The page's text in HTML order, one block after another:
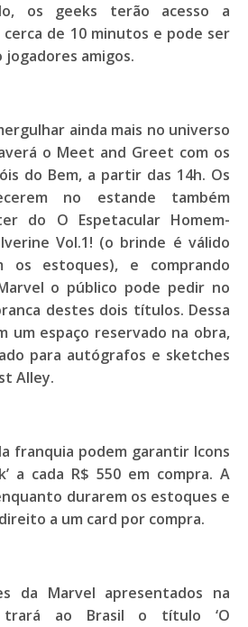
os geeks terão acesso a
de 10 minutos e pode ser
amigos.
ainda mais no universo
o Meet and Greet com os
do Bem, a partir das 14h. Os
no estande também
do O Espetacular Homem-
Vol.1! (o brinde é válido
os estoques), e comprando
o público pode pedir no
destes dois títulos. Dessa
um espaço reservado na obra,
para autógrafos e sketches
Alley.
franquia podem garantir Icons
a cada R$ 550 em compra. A
durarem os estoques e
a um card por compra.
da Marvel apresentados na
trará ao Brasil o título ‘O